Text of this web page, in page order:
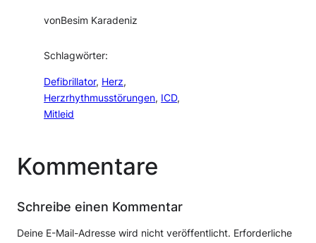
vonBesim Karadeniz
Schlagwörter:
Defibrillator, Herz
Herzrhythmusstörungen, ICD
Mitleid
Kommentare
Schreibe einen Kommentar
Deine E-Mail-Adresse wird nicht veröffentlicht. Erforderliche